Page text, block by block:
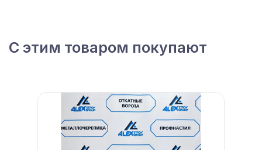
С этим товаром покупают